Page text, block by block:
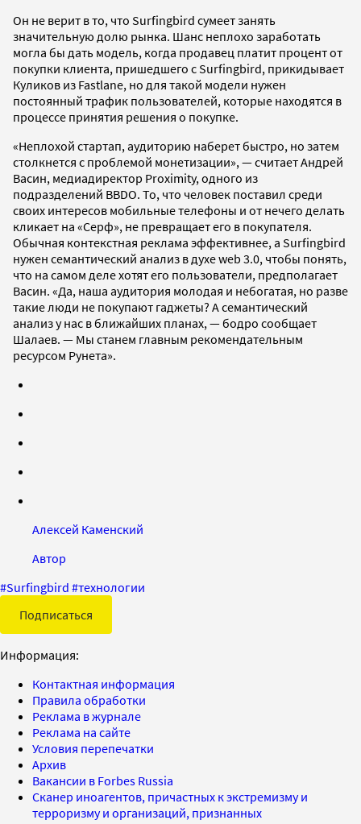
Он не верит в то, что Surfingbird сумеет занять
значительную долю рынка. Шанс неплохо заработать
могла бы дать модель, когда продавец платит процент от
покупки клиента, пришедшего с Surfingbird, прикидывает
Куликов из Fastlane, но для такой модели нужен
постоянный трафик пользователей, которые находятся в
процессе принятия решения о покупке.
«Неплохой стартап, аудиторию наберет быстро, но затем
столкнется с проблемой монетизации», — считает Андрей
Васин, медиадиректор Proximity, одного из
подразделений BBDO. То, что человек поставил среди
своих интересов мобильные телефоны и от нечего делать
кликает на «Серф», не превращает его в покупателя.
Обычная контекстная реклама эффективнее, а Surfingbird
нужен семантический анализ в духе web 3.0, чтобы понять,
что на самом деле хотят его пользователи, предполагает
Васин. «Да, наша аудитория молодая и небогатая, но разве
такие люди не покупают гаджеты? А семантический
анализ у нас в ближайших планах, — бодро сообщает
Шалаев. — Мы станем главным рекомендательным
ресурсом Рунета».
Алексей Каменский
Автор
#Surfingbird #технологии
Подписаться
Информация:
Контактная информация
Правила обработки
Реклама в журнале
Реклама на сайте
Условия перепечатки
Архив
Вакансии в Forbes Russia
Сканер иноагентов, причастных к экстремизму и
терроризму и организаций, признанных